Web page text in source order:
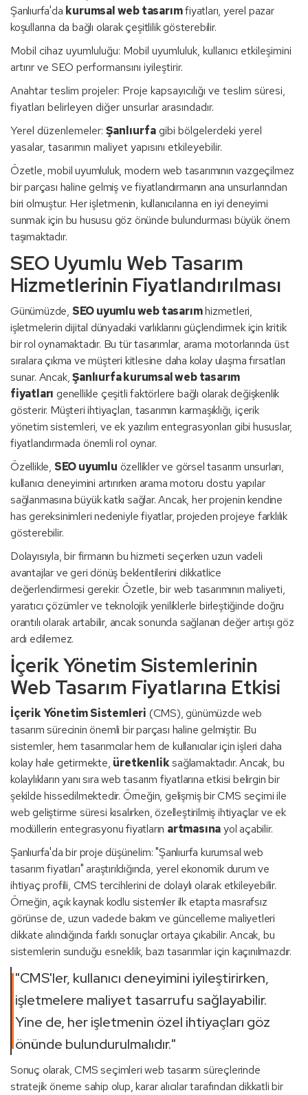
Şanlıurfa'da kurumsal web tasarımfiyatları, yerel pazar
koşullarına da bağlı olarak çeşitlilik gösterebilir.
Mobil cihaz uyumluluğu: Mobil uyumluluk, kullanıcı etkileşimini
artırır ve SEO performansını iyileştirir.
Anahtar teslim projeler: Proje kapsayıcılığı ve teslim süresi,
fiyatları belirleyen diğer unsurlar arasındadır.
Yerel düzenlemeler: Şanlıurfagibi bölgelerdeki yerel
yasalar, tasarımın maliyet yapısını etkileyebilir.
Özetle, mobil uyumluluk, modern web tasarımının vazgeçilmez
bir parçası haline gelmiş ve fiyatlandırmanın ana unsurlarından
biri olmuştur. Her işletmenin, kullanıcılarına en iyi deneyimi
sunmak için bu hususu göz önünde bulundurması büyük önem
taşımaktadır.
SEO Uyumlu Web Tasarım
Hizmetlerinin Fiyatlandırılması
Günümüzde, SEO uyumlu web tasarımhizmetleri,
işletmelerin dijital dünyadaki varlıklarını güçlendirmek için kritik
bir rol oynamaktadır. Bu tür tasarımlar, arama motorlarında üst
sıralara çıkma ve müşteri kitlesine daha kolay ulaşma fırsatları
sunar. Ancak,Şanlıurfa kurumsal web tasarım
fiyatları genellikle çeşitli faktörlere bağlı olarak değişkenlik
gösterir. Müşteri ihtiyaçları, tasarımın karmaşıklığı, içerik
yönetim sistemleri, ve ek yazılım entegrasyonları gibi hususlar,
fiyatlandırmada önemli rol oynar.
Özellikle, SEO uyumlu özellikler ve görsel tasarım unsurları,
kullanıcı deneyimini artırırken arama motoru dostu yapılar
sağlanmasına büyük katkı sağlar. Ancak, her projenin kendine
has gereksinimleri nedeniyle fiyatlar, projeden projeye farklılık
gösterebilir.
Dolayısıyla, bir firmanın bu hizmeti seçerken uzun vadeli
avantajlar ve geri dönüş beklentilerini dikkatlice
değerlendirmesi gerekir. Özetle, bir web tasarımının maliyeti,
yaratıcı çözümler ve teknolojik yeniliklerle birleştiğinde doğru
orantılı olarak artabilir, ancak sonunda sağlanan değer artışı göz
ardı edilemez.
İçerik Yönetim Sistemlerinin
Web Tasarım Fiyatlarına Etkisi
İçerik Yönetim Sistemleri (CMS), günümüzde web
tasarım sürecinin önemli bir parçası haline gelmiştir. Bu
sistemler, hem tasarımcılar hem de kullanıcılar için işleri daha
kolay hale getirmekte, üretkenliksağlamaktadır. Ancak, bu
kolaylıkların yanı sıra web tasarım fiyatlarına etkisi belirgin bir
şekilde hissedilmektedir. Örneğin, gelişmiş bir CMS seçimi ile
web geliştirme süresi kısalırken, özelleştirilmiş ihtiyaçlar ve ek
modüllerin entegrasyonu fiyatların artmasınayol açabilir.
Şanlıurfa'da bir proje düşünelim: "Şanlıurfa kurumsal web
tasarım fiyatları" araştırıldığında, yerel ekonomik durum ve
ihtiyaç profili, CMS tercihlerini de dolaylı olarak etkileyebilir.
Örneğin, açık kaynak kodlu sistemler ilk etapta masrafsız
görünse de, uzun vadede bakım ve güncelleme maliyetleri
dikkate alındığında farklı sonuçlar ortaya çıkabilir. Ancak, bu
sistemlerin sunduğu esneklik, bazı tasarımlar için kaçınılmazdır.
"CMS'ler, kullanıcı deneyimini iyileştirirken,
işletmelere maliyet tasarrufu sağlayabilir.
Yine de, her işletmenin özel ihtiyaçları göz
önünde bulundurulmalıdır."
Sonuç olarak, CMS seçimleri web tasarım süreçlerinde
stratejik öneme sahip olup, karar alıcılar tarafından dikkatli bir